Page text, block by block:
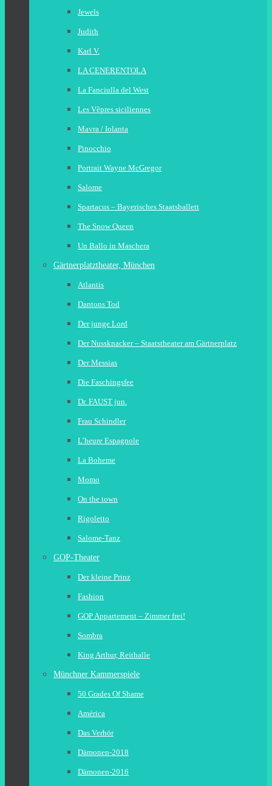
Jewels
Judith
Karl V.
LA CENERENTOLA
La Fanciulla del West
Les Vêpres siciliennes
Mavra / Iolanta
Pinocchio
Portrait Wayne McGregor
Salome
Spartacus – Bayerisches Staatsballett
The Snow Queen
Un Ballo in Maschera
Gärtnerplatztheater, München
Atlantis
Dantons Tod
Der junge Lord
Der Nussknacker – Staatstheater am Gärtnerplatz
Der Messias
Die Faschingsfee
Dr. FAUST jun.
Frau Schindler
L’heure Espagnole
La Boheme
Momo
On the town
Rigoletto
Salome-Tanz
GOP-Theater
Der kleine Prinz
Fashion
GOP Appartement – Zimmer frei!
Sombra
King Arthur, Reithalle
Münchner Kammerspiele
50 Grades Of Shame
América
Das Verhör
Dämonen-2018
Dämonen-2016